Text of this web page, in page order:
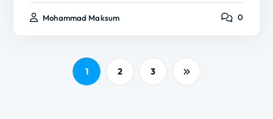
Mohammad Maksum 0
1 2 3